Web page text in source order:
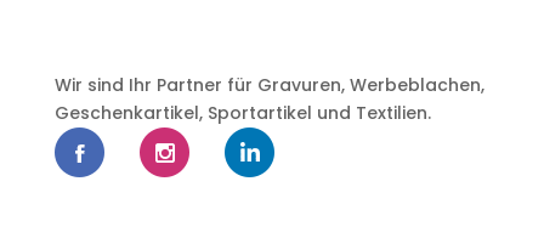
Wir sind Ihr Partner für Gravuren, Werbeblachen,
Geschenkartikel, Sportartikel und Textilien.